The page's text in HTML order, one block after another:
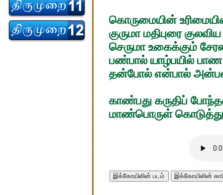
கொருமையின்
குருமா மதிபுரை
செருமா உகைக்கும்
பண்பால் யாழ்பயில் பாண
தன்போல் என்பால்
காண்பது கருதிப்
மாண்பொருள் கொடுத்து
இக்கோயிலின் படம் இக்கோயிலின்